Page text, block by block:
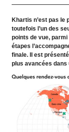
Khartis n’est pas le
toutefois l’un des
points de vue,
étapes
finale. Il est
plus avancées dans